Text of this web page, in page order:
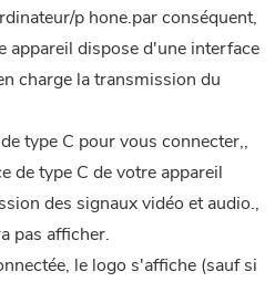
p hone.par conséquent,
appareil dispose d'une interface
charge la transmission du
type C pour vous connecter,,
de type C de votre appareil
des signaux vidéo et audio.,
pas afficher.
le logo s'affiche (sauf si